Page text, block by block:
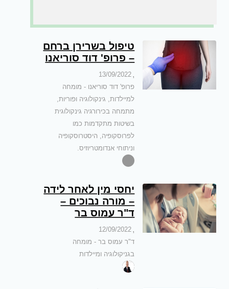
טיפול בשרירן ברחם
– פרופ' דוד סוריאנו
13/09/2022 ,
פרופ' דוד סוריאנו - מומחה
למיילדות, גינקולוגיה ופוריות,
מתמחה בכירורגיה גינקולוגית
בשיטות מתקדמות כמו
לפרוסקופיה, היסטרוסקופיה
וניתוחי אנדומטריוזיס.
יחסי מין לאחר לידה
– מורה נבוכים –
ד"ר עמוס בר
12/09/2022 ,
ד"ר עמוס בר - מומחה
בגניקולוגיה ומיילדות